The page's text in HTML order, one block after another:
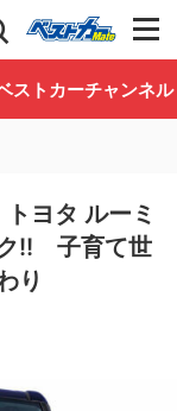
ー」 Club
ストカーチャンネル
ヨタ ルーミ
ク!! 子育て世
り